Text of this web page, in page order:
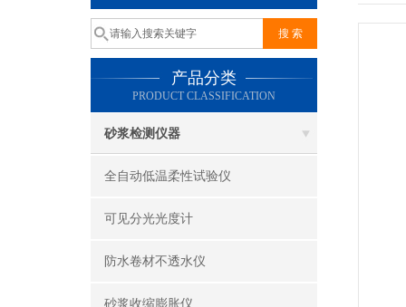
产品分类
PRODUCT CLASSIFICATION
砂浆检测仪器
全自动低温柔性试验仪
可见分光光度计
防水卷材不透水仪
砂浆收缩膨胀仪